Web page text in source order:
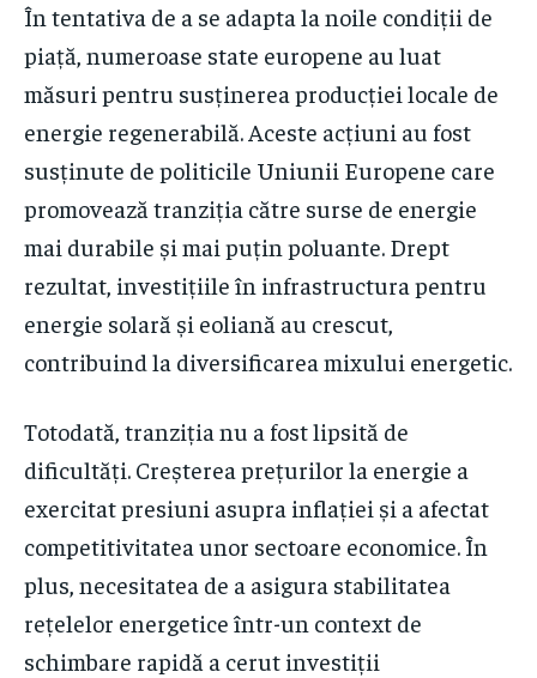
În tentativa de a se adapta la noile condiții de
piață, numeroase state europene au luat
măsuri pentru susținerea producției locale de
energie regenerabilă. Aceste acțiuni au fost
susținute de politicile Uniunii Europene care
promovează tranziția către surse de energie
mai durabile și mai puțin poluante. Drept
rezultat, investițiile în infrastructura pentru
energie solară și eoliană au crescut,
contribuind la diversificarea mixului energetic.
Totodată, tranziția nu a fost lipsită de
dificultăți. Creșterea prețurilor la energie a
exercitat presiuni asupra inflației și a afectat
competitivitatea unor sectoare economice. În
plus, necesitatea de a asigura stabilitatea
rețelelor energetice într-un context de
schimbare rapidă a cerut investiții